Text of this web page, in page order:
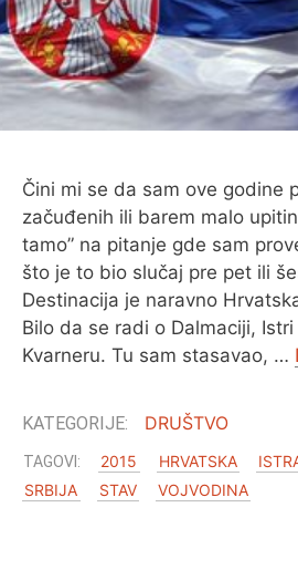
O MENI
Čini mi se da sam ove godine
začuđenih ili barem malo
tamo” na pitanje gde sam
što je to bio slučaj pre pet ili
Destinacija je naravno
Bilo da se radi o Dalmaciji,
Kvarneru. Tu sam stasavao, …
DRUŠTVO
2015 HRVATSKA
SRBIJA
STAV VOJVODINA